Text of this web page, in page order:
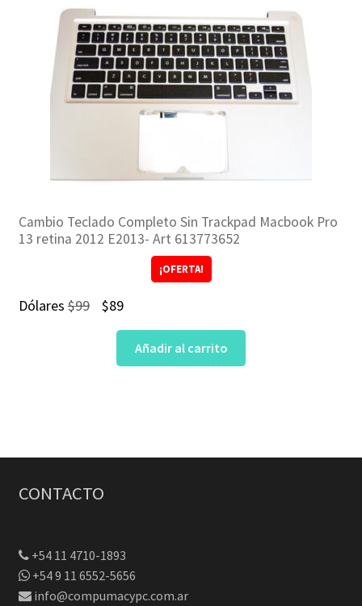
Cambio Teclado Completo Sin Trackpad Macbook Pro
13 retina 2012 E2013- Art 613773652
¡OFERTA!
Dólares$99
El
precio
original
$89El
precio
actual
Añadir al carrito
CONTACTO
+54 11 4710-1893
+54 9 11 6552-5656
info@compumacypc.com.ar